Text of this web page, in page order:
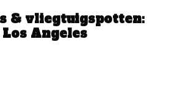
& vliegtuigspotten:
Angeles